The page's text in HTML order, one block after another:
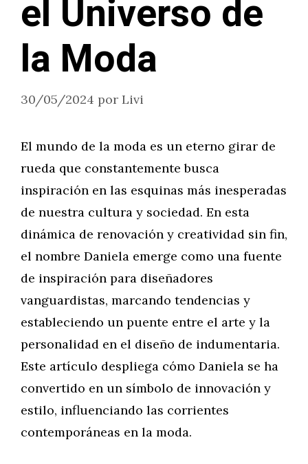
el Universo de
la Moda
30/05/2024 por Livi
El mundo de la moda es un eterno girar de
rueda que constantemente busca
inspiración en las esquinas más inesperadas
de nuestra cultura y sociedad. En esta
dinámica de renovación y creatividad sin fin,
el nombre Daniela emerge como una fuente
de inspiración para diseñadores
vanguardistas, marcando tendencias y
estableciendo un puente entre el arte y la
personalidad en el diseño de indumentaria.
Este artículo despliega cómo Daniela se ha
convertido en un símbolo de innovación y
estilo, influenciando las corrientes
contemporáneas en la moda.